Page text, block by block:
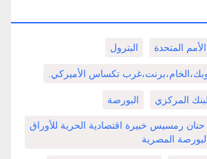
الأمم المتحدة البترول
اوبك،الخام،برنت،غرب تكساس الأميركي.
المركزي البورصة
رمسيس خبيرة اقتصادية الحرية للأوراق
المصرية